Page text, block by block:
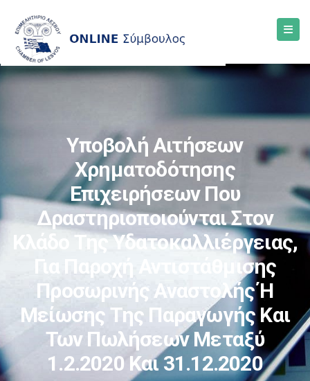
Υποβολή Αιτήσεων
Χρηματοδότησης
Επιχειρήσεων Που
Δραστηριοποιούνται Στον
Κλάδο Της Υδατοκαλλιέργειας,
Για Παροχή Αντιστάθμισης
Προσωρινής Αναστολής Ή
Μείωσης Της Παραγωγής Και
Των Πωλήσεων Μεταξύ
1.2.2020 Και 31.12.2020